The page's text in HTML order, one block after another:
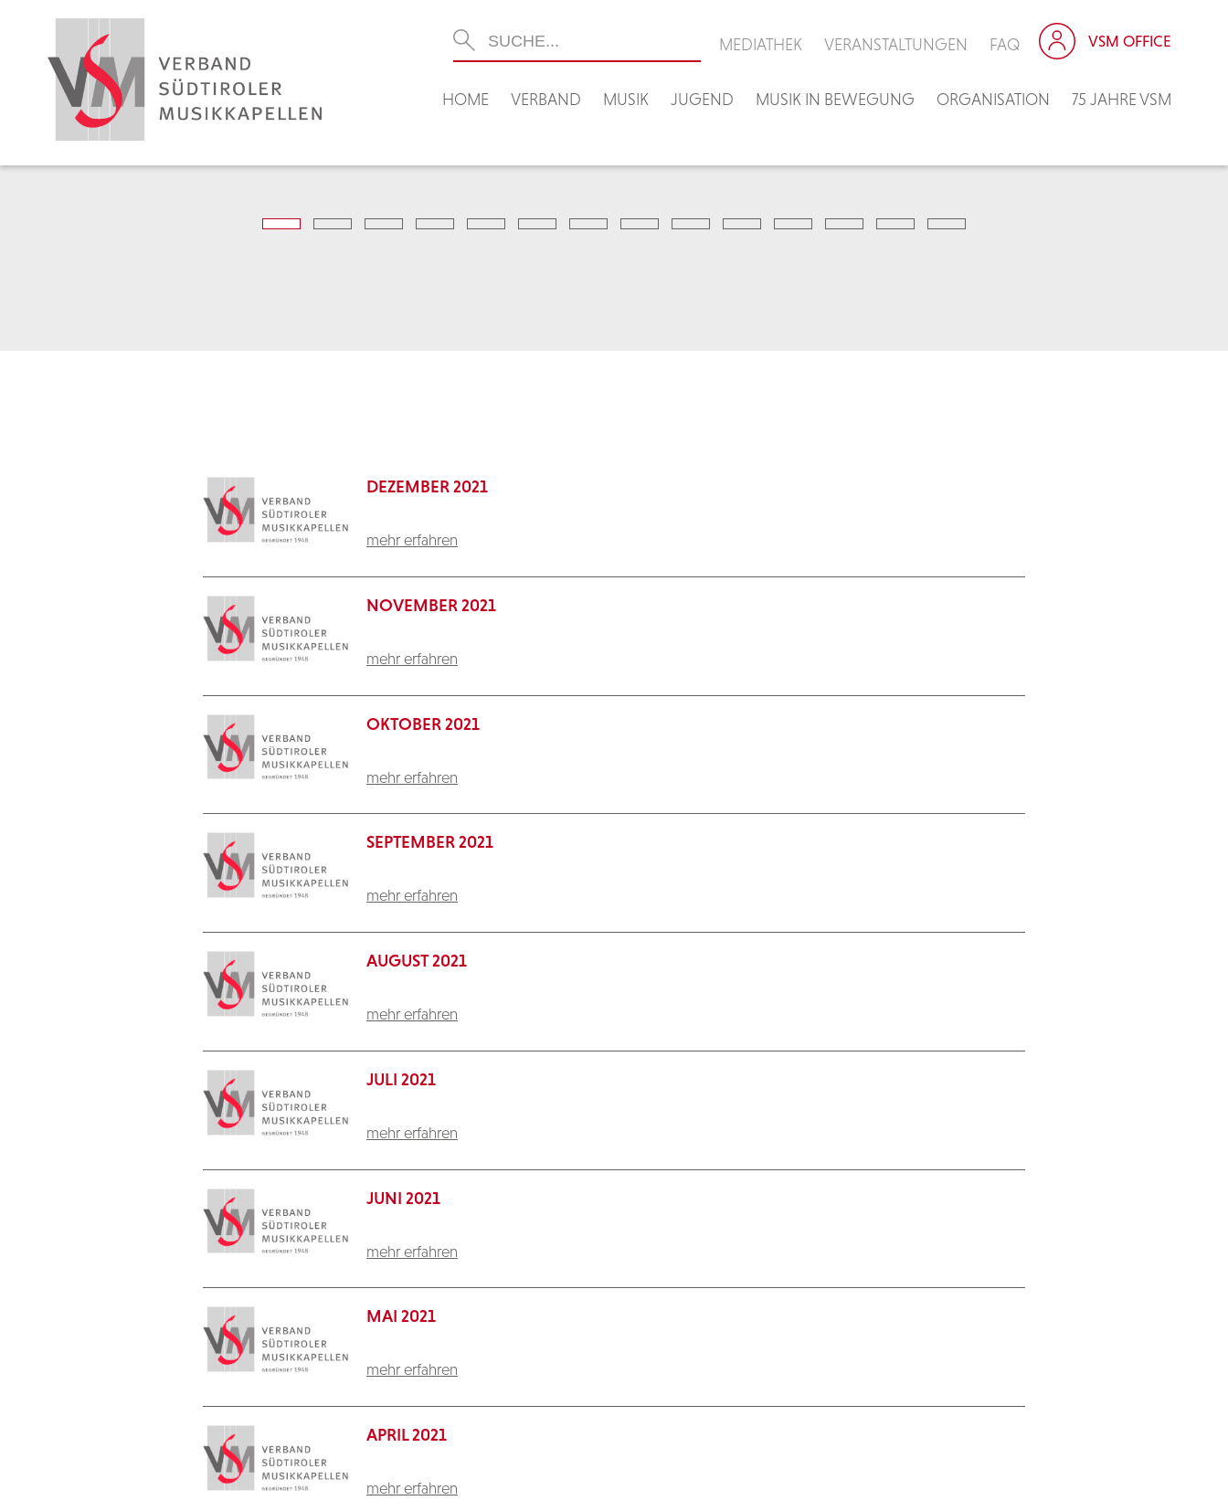
HOME VERBAND MUSIK JUGEND MUSIK IN BEWEGUNG ORGANISATION 75 JAHRE VSM
MEDIATHEK VERANSTALTUNGEN FAQ VSM OFFICE
DEZEMBER 2021
mehr erfahren
NOVEMBER 2021
mehr erfahren
OKTOBER 2021
mehr erfahren
SEPTEMBER 2021
mehr erfahren
AUGUST 2021
mehr erfahren
JULI 2021
mehr erfahren
JUNI 2021
mehr erfahren
MAI 2021
mehr erfahren
APRIL 2021
mehr erfahren